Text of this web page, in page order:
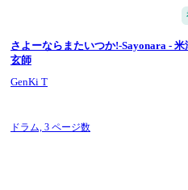
ご希望の際は無料でアレンジ
drumgasuki@gmail.com
さよーならまたいつか!-Sayonara - 米
玄師
GenKi T
ドラム, 3 ページ数